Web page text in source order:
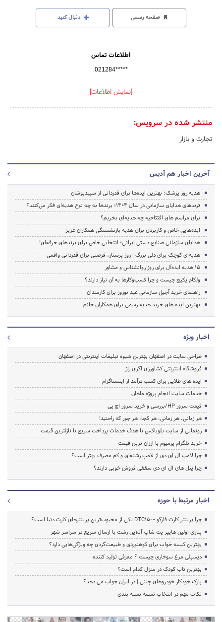
صفحه رسمی دنبال کنید
اطلاعات تماس
021284*****
[نمایش اطلاعات]
منتشر شده در سرویس:
تجارت و بازار
آخرین اخبار هم آدیس
هدیه روز پزشک؛ بهترین ایده‌ها برای قدردانی از سپیدپوشان
ترندهای هدایای سازمانی در سال ۱۴۰۴؛ برندها به چه نوع هدیه‌ای فکر می‌کنند؟
برای مراسم های افتتاحیه چه هدیه‌ای بخریم؟
ایده‌هایی خاص و کاربردی برای هدیه بازنشستگی همکاران عزیز
هدایای سازمانی صنایع دستی ایرانی؛ انتخابی خاص برای برندهای حرفه‌ای!
هدیه‌ای کوچک برای دلی بزرگ | روز پرستار، فرصتی برای قدردانی واقعی
۱۵ هدیه ایده‌آل برای روز روانشناس و مشاور
ولکام پکیج چیست و چرا کسب‌وکارها به آن نیاز دارند؟
راهنمای خرید آجیل سازمانی عید نوروز برای کارمندان
بهترین ایده های خرید هدیه رسمی برای همکاران خانم
اخبار ویژه
طراحی سایت در اصفهان بهترین شیوه تبلیغات اینترنتی در اصفهان
فروشگاه اینترنتی کشاورزی اگری راز
ایده های طلایی برای کسب درآمد از اینستاگرام
خدمات سایت انجام پروژه ماهان
قیمت سرور HP/بررسی و خرید سرور اچ پی
هر زبانی، هر زمانی، هر کجا، هر جور که راحتید!
رونمایی از سایت بلوباکس با هدف خدمات پرداخت سریع با نازلترین قیمت
خرید تلگرام پرمیوم با ارزان ترین قیمت
چرا لامپ ال ای دی از لامپ رشته‌ای و کم مصرف بهتر است؟
چرا پنل های ال ای دی سقفی فروش خوبی دارند؟
اخبار مرتبط با حوزه
چرا پرینتر کارت فارگو DTC1500 یکی از محبوب‌ترین پرینترهای کارت دنیا است؟
پتاری اولین هایپر پت شاپ آنلاین رشت با ارسال سریع در سراسر شهر
بهترین کیسه خواب برای کوهنوردی و طبیعت‌گردی چه ویژگی‌هایی دارد؟
دیسپلی مرغ سوخاری چیست ؟ معرفی تولید کننده
بهترین تاب کودک در منزل کدام است؟
پارک خودکار خودروهای چینی | در ایران جواب می دهد؟
نکات مهم در انتخاب تسمه بسته بندی